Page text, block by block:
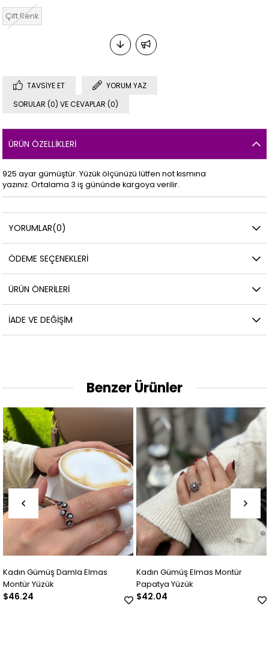
Çift Renk
TAVSIYE ET
YORUM YAZ
SORULAR (0) VE CEVAPLAR (0)
ÜRÜN ÖZELLIKLERI
925 ayar gümüştür. Yüzük ölçünüzü lütfen not kısmına
yazınız. Ortalama 3 iş gününde kargoya verilir.
YORUMLAR(0)
ÖDEME SEÇENEKLERI
ÜRÜN ÖNERILERI
İADE VE DEĞIŞIM
Benzer Ürünler
Kadın Gümüş Elmas Montür
Papatya Yüzük
$42.04
Kadın Gümüş Elmas Montür
Yüzük
$56.75